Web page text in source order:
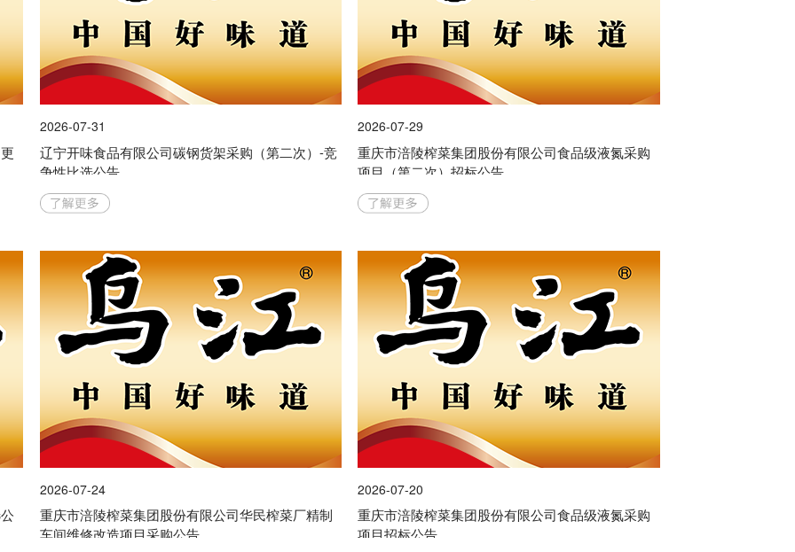
2026-07-31
辽宁开味食品有限公司碳钢货架采购（第二次）-竞
争性比选公告
2026-07-29
重庆市涪陵榨菜集团股份有限公司食品级液氮采购
项目（第二次）招标公告
2026-07-24
重庆市涪陵榨菜集团股份有限公司华民榨菜厂精制
车间维修改造项目采购公告
2026-07-20
重庆市涪陵榨菜集团股份有限公司食品级液氮采购
项目招标公告